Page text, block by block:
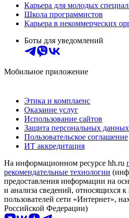
Карьера для молодых
Школа программистов
Карьера в некоммерческих
Боты для уведомлений
Мобильное приложение
Этика и комплаенс
Оказание услуг
Использование сайтов
Защита персональных данных
Пользовательское соглашение
ИТ аккредитация
На информационном ресурсе hh.ru
рекомендательные технологии
предоставления информации на
и анализа сведений, относящихся
пользователей сети «Интернет»,
Российской Федерации)